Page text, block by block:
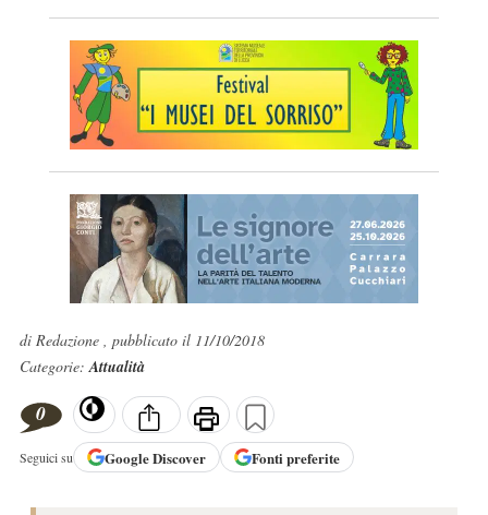
di Redazione , pubblicato il 11/10/2018
Categorie:Attualità
0
Seguici su GoogleDiscover Fonti preferite